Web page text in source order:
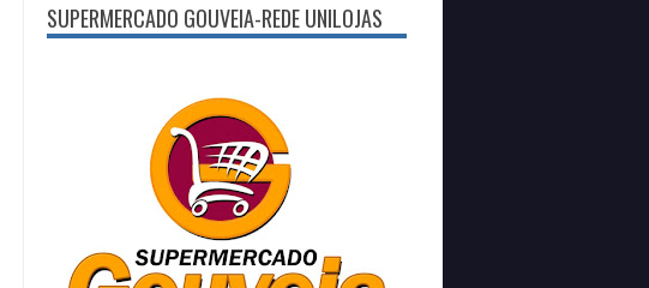
SUPERMERCADO GOUVEIA-REDE UNILOJAS